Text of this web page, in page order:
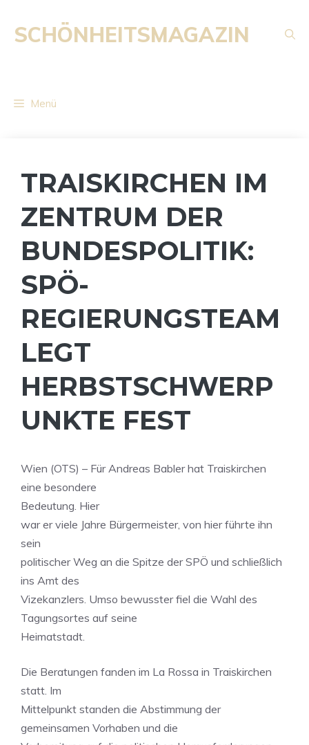
Inhalt
springen
SCHÖNHEITSMAGAZIN
Menü
TRAISKIRCHEN IM
ZENTRUM DER
BUNDESPOLITIK:
SPÖ-
REGIERUNGSTEAM
LEGT
HERBSTSCHWERP
UNKTE FEST
Wien (OTS) – Für Andreas Babler hat Traiskirchen
eine besondere
Bedeutung. Hier
war er viele Jahre Bürgermeister, von hier führte ihn
sein
politischer Weg an die Spitze der SPÖ und schließlich
ins Amt des
Vizekanzlers. Umso bewusster fiel die Wahl des
Tagungsortes auf seine
Heimatstadt.
Die Beratungen fanden im La Rossa in Traiskirchen
statt. Im
Mittelpunkt standen die Abstimmung der
gemeinsamen Vorhaben und die